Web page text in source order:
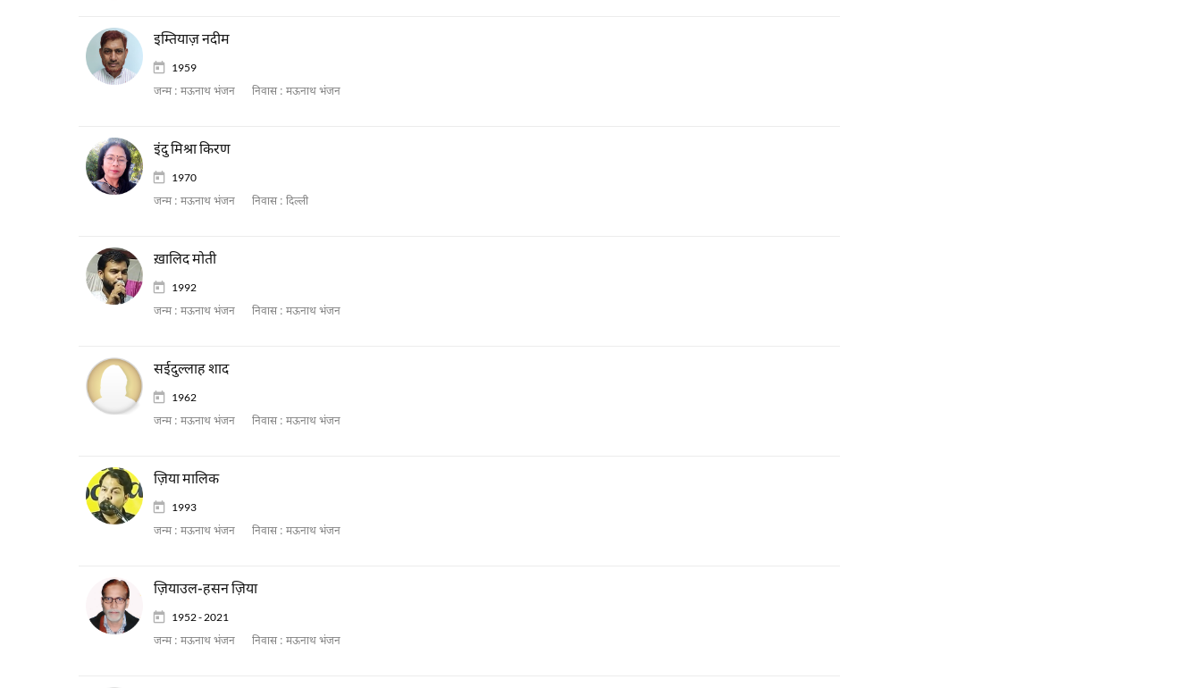
इम्तियाज़ नदीम
1959
जन्म : मऊनाथ भंजन निवास : मऊनाथ भंजन
इंदु मिश्रा किरण
1970
जन्म : मऊनाथ भंजन निवास : दिल्ली
ख़ालिद मोती
1992
जन्म : मऊनाथ भंजन निवास : मऊनाथ भंजन
सईदुल्लाह शाद
1962
जन्म : मऊनाथ भंजन निवास : मऊनाथ भंजन
ज़िया मालिक
1993
जन्म : मऊनाथ भंजन निवास : मऊनाथ भंजन
ज़ियाउल-हसन ज़िया
1952 - 2021
जन्म : मऊनाथ भंजन निवास : मऊनाथ भंजन